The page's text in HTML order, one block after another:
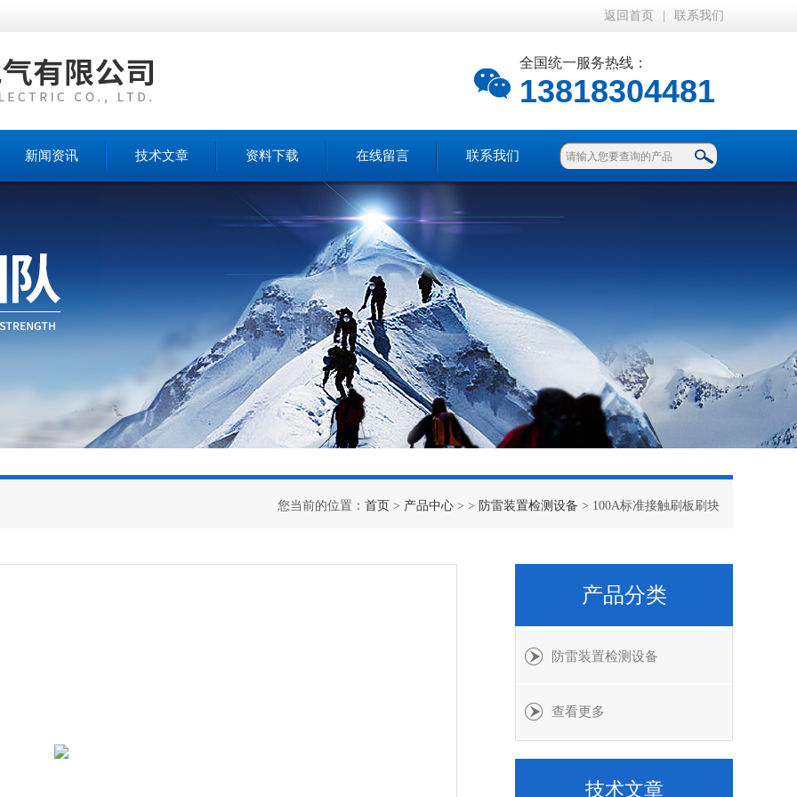
返回首页 联系我们
全国统一服务热线：
13818304481
新闻资讯 技术文章 资料下载 在线留言 联系我们
您当前的位置： 首页 > 产品中心 > > 防雷装置检测设备 > 100A标准接触刷板刷块
产品分类
防雷装置检测设备
查看更多
技术文章